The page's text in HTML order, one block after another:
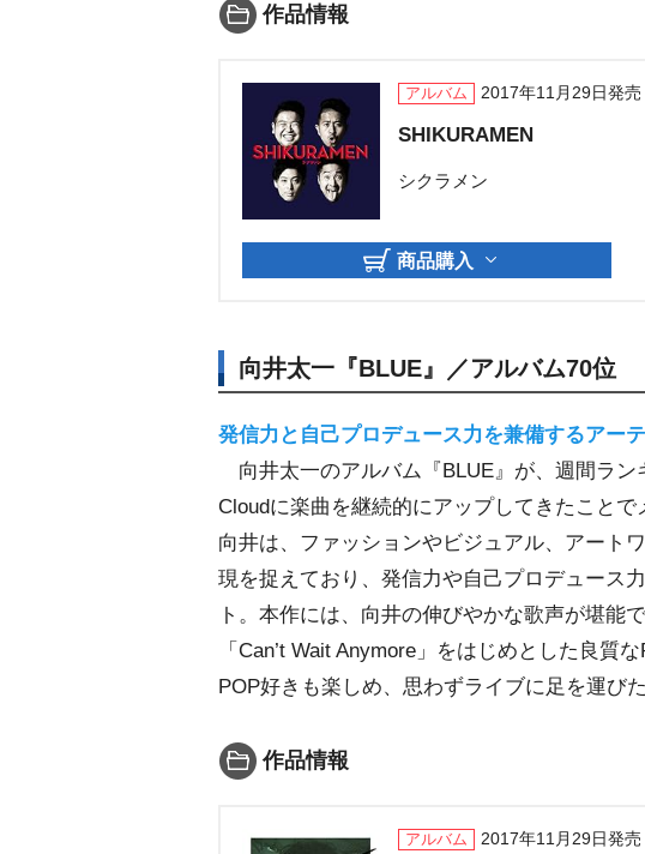
作品情報
アルバム 2017年11月29日発売
SHIKURAMEN
シクラメン
商品購入
向井太一『BLUE』／アルバム70位
発信力と自己プロデュース力を兼備するアー
向井太一のアルバム『BLUE』が、週間ラン
Cloudに楽曲を継続的にアップしてきたこと
向井は、ファッションやビジュアル、アート
現を捉えており、発信力や自己プロデュース
ト。本作には、向井の伸びやかな歌声が堪
「Can’t Wait Anymore」をはじめとした良質
POP好きも楽しめ、思わずライブに足を運びた
作品情報
アルバム 2017年11月29日発売